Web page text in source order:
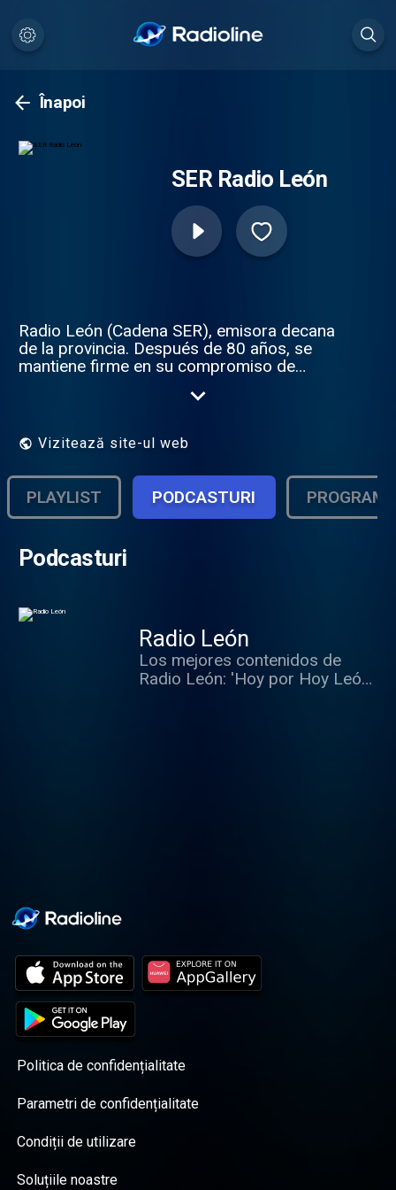
Înapoi
SER Radio León
Radio León (Cadena SER), emisora decana
de la provincia. Después de 80 años, se
mantiene firme en su compromiso de
Vizitează site-ul web
PLAYLIST PODCASTURI PROGRAM
Podcasturi
Radio León
Los mejores contenidos de
Radio León: 'Hoy por Hoy León',
Politica de confidențialitate
Parametri de confidențialitate
Condiții de utilizare
Soluțiile noastre